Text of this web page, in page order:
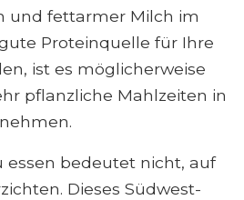
und fettarmer Milch im
Proteinquelle für Ihre
ist es möglicherweise
pflanzliche Mahlzeiten in
essen bedeutet nicht, auf
Dieses Südwest-